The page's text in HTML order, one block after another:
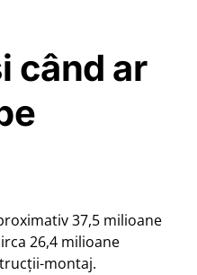
când ar
37,5 milioane
26,4 milioane
montaj.